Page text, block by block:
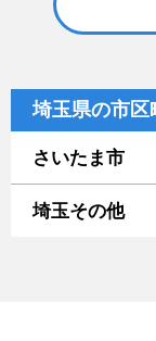
埼玉県の市区
さいたま市
埼玉その他